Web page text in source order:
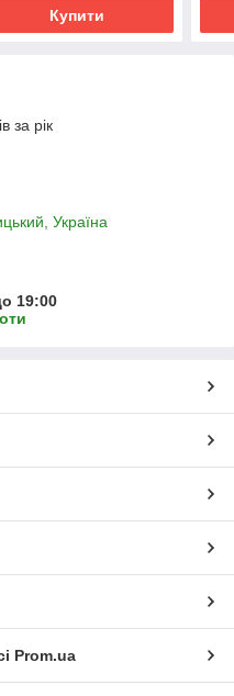
Купити
за рік
Україна
19:00
Prom.ua